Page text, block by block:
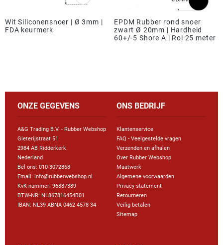
Wit Siliconensnoer | Ø 3mm |
FDA keurmerk
EPDM Rubber rond snoer
zwart Ø 20mm | Hardheid
60+/-5 Shore A | Rol 25 meter
ONZE GEGEVENS
A&G Trading B.V. - Rubber Webshop
Gieterijstraat 51
2984 AB Ridderkerk
Nederland
Bel ons: 010-3072868
Email: info@rubberwebshop.nl
KvK-nummer: 96887389
BTW-NR: NL867816454B01
IBAN: NL39 ABNA 0462 4578 34
ONS BEDRIJF
Klantenservice
FAQ - Veelgestelde vragen
Verzenden en afhalen
Over Rubber Webshop
Maatwerk
Algemene voorwaarden
Privacy statement
Retourneren
Veilig betalen
Sitemap